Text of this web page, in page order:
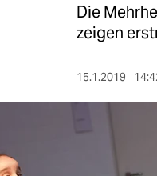
Die
zeigen
15.1.2019